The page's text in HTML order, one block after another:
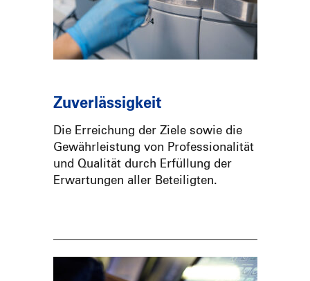
Zuverlässigkeit
Die Erreichung der Ziele sowie die
Gewährleistung von Professionalität
und Qualität durch Erfüllung der
Erwartungen aller Beteiligten.